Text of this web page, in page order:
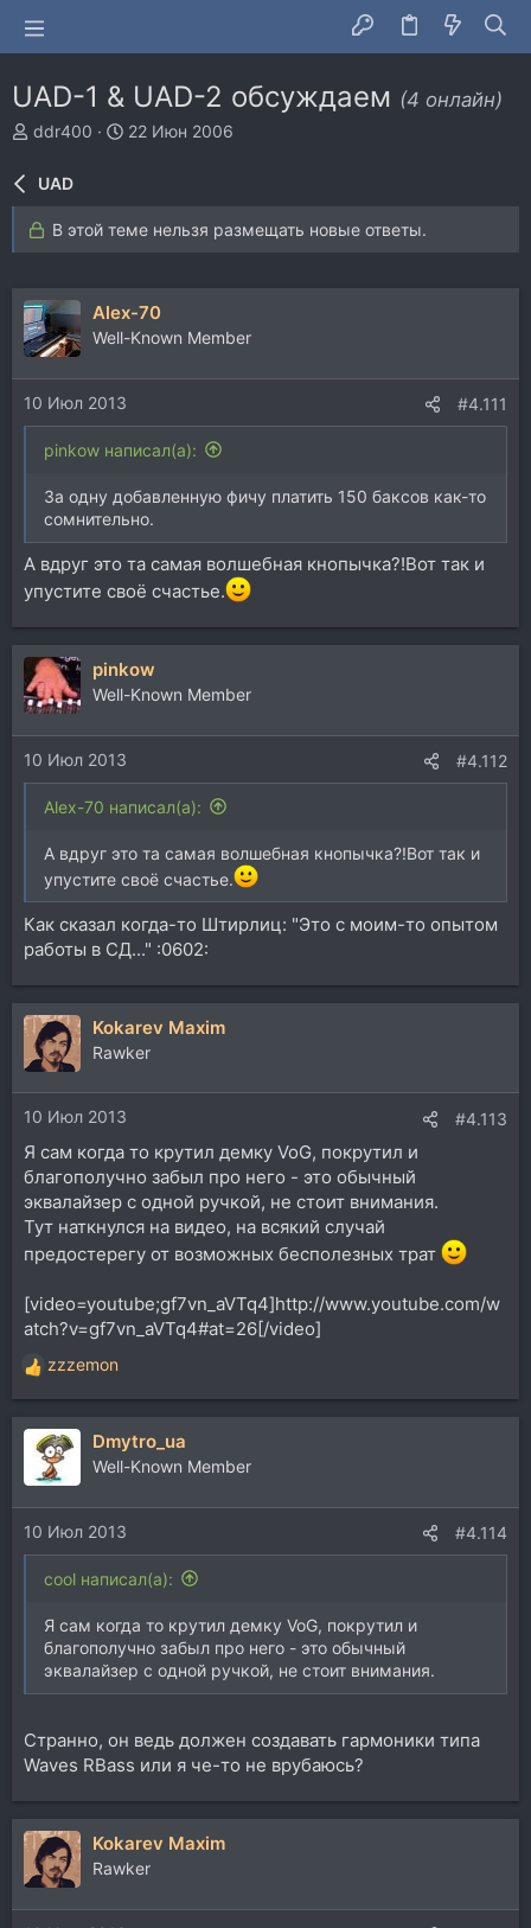
UAD-1 & UAD-2 обсуждаем (4 онлайн)
А
т
р
т
м
ы
ddr400
Д
а
а
л
а
22 Июн 2006
UAD
В этой теме нельзя размещать новые ответы.
Alex-70
Well-Known Member
10 Июл 2013 #4.111
pinkow написал(а):
За одну добавленную фичу платить 150 баксов как-то
сомнительно.
А вдруг это та самая волшебная кнопычка?!Вот так и
упустите своё счастье.
pinkow
Well-Known Member
10 Июл 2013 #4.112
Alex-70 написал(а):
А вдруг это та самая волшебная кнопычка?!Вот так и
упустите своё счастье.
Как сказал когда-то Штирлиц: "Это с моим-то опытом
работы в СД..." :0602:
Kokarev Maxim
Rawker
10 Июл 2013 #4.113
Я сам когда то крутил демку VoG, покрутил и
благополучно забыл про него - это обычный
эквалайзер с одной ручкой, не стоит внимания.
Тут наткнулся на видео, на всякий случай
предостерегу от возможных бесполезных трат
[video=youtube;gf7vn_aVTq4]http://www.youtube.com/w
atch?v=gf7vn_aVTq4#at=26[/video]
Р
е
а
и
и
:
zzzemon
Dmytro_ua
Well-Known Member
10 Июл 2013 #4.114
cool написал(а):
Я сам когда то крутил демку VoG, покрутил и
благополучно забыл про него - это обычный
эквалайзер с одной ручкой, не стоит внимания.
Странно, он ведь должен создавать гармоники типа
Waves RBass или я че-то не врубаюсь?
Kokarev Maxim
Rawker